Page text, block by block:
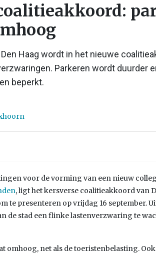
Haag wordt in het nieuwe
Parkeren wordt duurder
beperkt.
voor de vorming van een nieuw
, ligt het kersverse coalitieakkoord van
te presenteren op vrijdag 16 september.
de stad een flinke lastenverzwaring te
omhoog, net als de toeristenbelasting.